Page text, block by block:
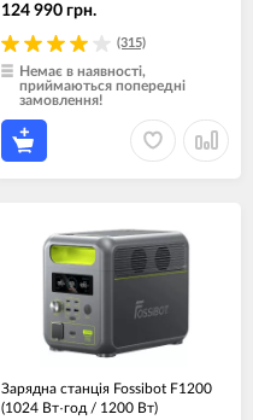
(315)
124 990 грн.
Немає в наявності,
приймаються попередні
замовлення!
Зарядна станція Fossibot F1200
(1024 Вт·год / 1200 Вт)